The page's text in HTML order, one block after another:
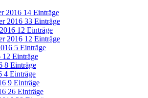
2016 14 Einträge
2016 33 Einträge
12 Einträge
2016 12 Einträge
5 Einträge
12 Einträge
8 Einträge
4 Einträge
9 Einträge
26 Einträge